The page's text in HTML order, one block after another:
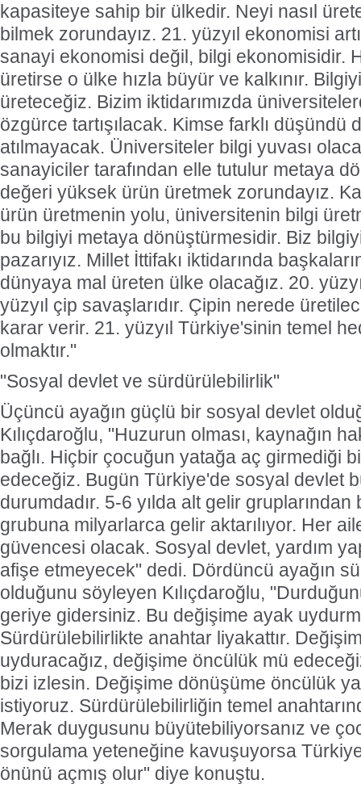
kapasiteye sahip bir ülkedir. Neyi nasıl
bilmek zorundayız. 21. yüzyıl ekonomisi
sanayi ekonomisi değil, bilgi ekonomisidir.
üretirse o ülke hızla büyür ve kalkınır.
üreteceğiz. Bizim iktidarımızda
özgürce tartışılacak. Kimse farklı düşündü
atılmayacak. Üniversiteler bilgi yuvası
sanayiciler tarafından elle tutulur metaya
değeri yüksek ürün üretmek zorundayız.
ürün üretmenin yolu, üniversitenin bilgi
bu bilgiyi metaya dönüştürmesidir. Biz
pazarıyız. Millet İttifakı iktidarında
dünyaya mal üreten ülke olacağız. 20.
yüzyıl çip savaşlarıdır. Çipin nerede
karar verir. 21. yüzyıl Türkiye'sinin temel
olmaktır."
"Sosyal devlet ve sürdürülebilirlik"
Üçüncü ayağın güçlü bir sosyal devlet
Kılıçdaroğlu, "Huzurun olması, kaynağın
bağlı. Hiçbir çocuğun yatağa aç girmediği
edeceğiz. Bugün Türkiye'de sosyal devlet
durumdadır. 5-6 yılda alt gelir
grubuna milyarlarca gelir aktarılıyor. Her
güvencesi olacak. Sosyal devlet, yardım
afişe etmeyecek" dedi. Dördüncü ayağın
olduğunu söyleyen Kılıçdaroğlu,
geriye gidersiniz. Bu değişime ayak
Sürdürülebilirlikte anahtar liyakattır.
uyduracağız, değişime öncülük mü
bizi izlesin. Değişime dönüşüme öncülük
istiyoruz. Sürdürülebilirliğin temel
Merak duygusunu büyütebiliyorsanız ve
sorgulama yeteneğine kavuşuyorsa
önünü açmış olur" diye konuştu.